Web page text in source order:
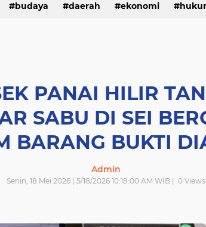
TNI-Polri sosial
budaya daerah ekonomi
PANAI HILIR
SABU DI SEI
BARANG BUKTI
Admin
Senin, 18 Mei 2026 | 5/18/2026 10:18:00 AM WIB | 0Views